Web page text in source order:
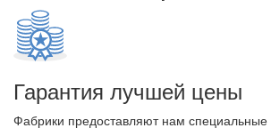
Гарантия лучшей цены
Фабрики предоставляют нам